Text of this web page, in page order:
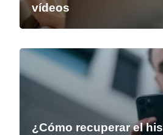
vídeos
¿Cómo recuperar el